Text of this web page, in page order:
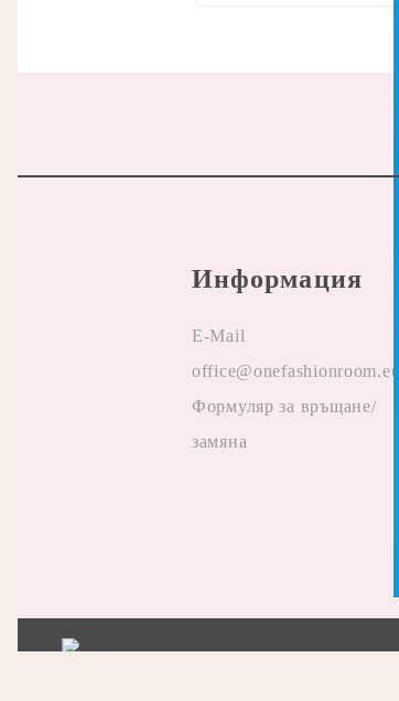
Информация
E-Mail
office@onefashionroom.eu
Формуляр за връщане/
замяна